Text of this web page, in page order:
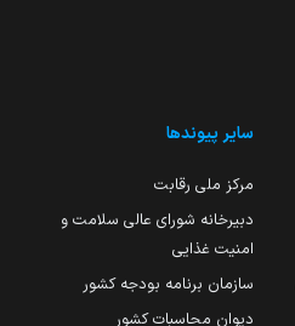
سایر پیوندها
مرکز ملی رقابت
دبیرخانه شورای عالی سلامت و
امنیت غذایی
سازمان برنامه بودجه کشور
دیوان محاسبات کشور